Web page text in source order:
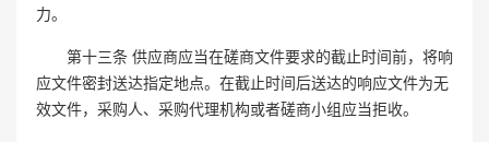
力。
第十三条 供应商应当在磋商文件要求的截止时间前，将响
应文件密封送达指定地点。在截止时间后送达的响应文件为无
效文件，采购人、采购代理机构或者磋商小组应当拒收。